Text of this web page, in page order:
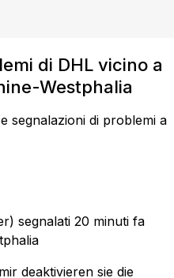
di DHL vicino a
Westphalia
segnalazioni di problemi a
segnalati 20 minuti fa
deaktivieren sie die